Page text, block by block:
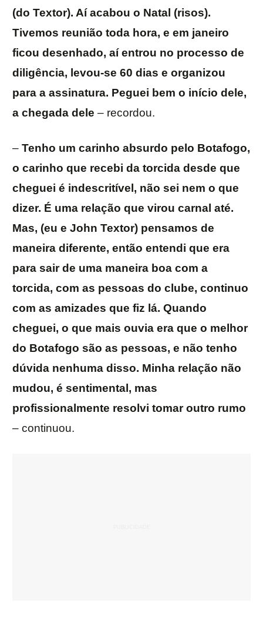
(do Textor). Aí acabou o Natal (risos).
Tivemos reunião toda hora, e em janeiro
ficou desenhado, aí entrou no processo de
diligência, levou-se 60 dias e organizou
para a assinatura. Peguei bem o início dele,
a chegada dele – recordou.
– Tenho um carinho absurdo pelo Botafogo,
o carinho que recebi da torcida desde que
cheguei é indescritível, não sei nem o que
dizer. É uma relação que virou carnal até.
Mas, (eu e John Textor) pensamos de
maneira diferente, então entendi que era
para sair de uma maneira boa com a
torcida, com as pessoas do clube, continuo
com as amizades que fiz lá. Quando
cheguei, o que mais ouvia era que o melhor
do Botafogo são as pessoas, e não tenho
dúvida nenhuma disso. Minha relação não
mudou, é sentimental, mas
profissionalmente resolvi tomar outro rumo
– continuou.